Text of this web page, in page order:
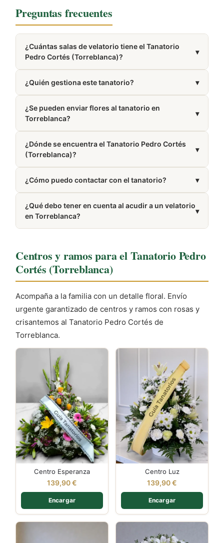
Preguntas frecuentes
¿Cuántas salas de velatorio tiene el Tanatorio
Pedro Cortés (Torreblanca)?
▾
¿Quién gestiona este tanatorio?
▾
¿Se pueden enviar flores al tanatorio en
Torreblanca?
▾
funerarios en el tanatorio. Puedes hacer tu pedido
online de forma sencilla.
¿Dónde se encuentra el Tanatorio Pedro Cortés
(Torreblanca)?
▾
¿Cómo puedo contactar con el tanatorio?
▾
aparece en la sección Cómo llegar de esta misma
página.
¿Qué debo tener en cuenta al acudir a un velatorio
en Torreblanca?
▾
suficiente para mostrar tu apoyo a la familia.
Centros y ramos para el Tanatorio Pedro
Cortés (Torreblanca)
Acompaña a la familia con un detalle floral. Envío
urgente garantizado de centros y ramos con rosas y
crisantemos al Tanatorio Pedro Cortés de
Torreblanca.
Centro Esperanza
139,90€
Encargar
Centro Luz
139,90€
Encargar